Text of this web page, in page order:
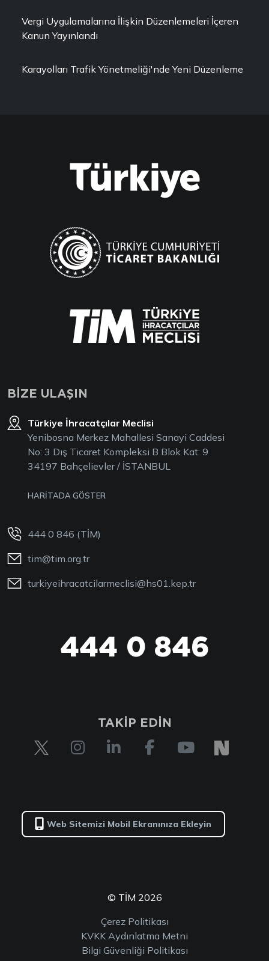
Vergi Uygulamalarına İlişkin Düzenlemeleri İçeren
Kanun Yayınlandı
Karayolları Trafik Yönetmeliği'nde Yeni Düzenleme
BİZE ULAŞIN
Türkiye İhracatçılar Meclisi
Yenibosna Merkez Mahallesi Sanayi Caddesi
No: 3 Dış Ticaret Kompleksi B Blok Kat: 9
34197 Bahçelievler / İSTANBUL
HARİTADA GÖSTER
444 0 846 (TİM)
tim@tim.org.tr
turkiyeihracatcilarmeclisi@hs01.kep.tr
444 0 846
444 0 TİM
TAKİP EDİN
Web Sitemizi Mobil Ekranınıza Ekleyin
© TİM 2026
Çerez Politikası
KVKK Aydınlatma Metni
Bilgi Güvenliği Politikası